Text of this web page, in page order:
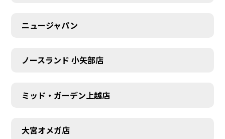
ニュージャパン
ノースランド 小矢部店
ミッド・ガーデン上越店
大宮オメガ店